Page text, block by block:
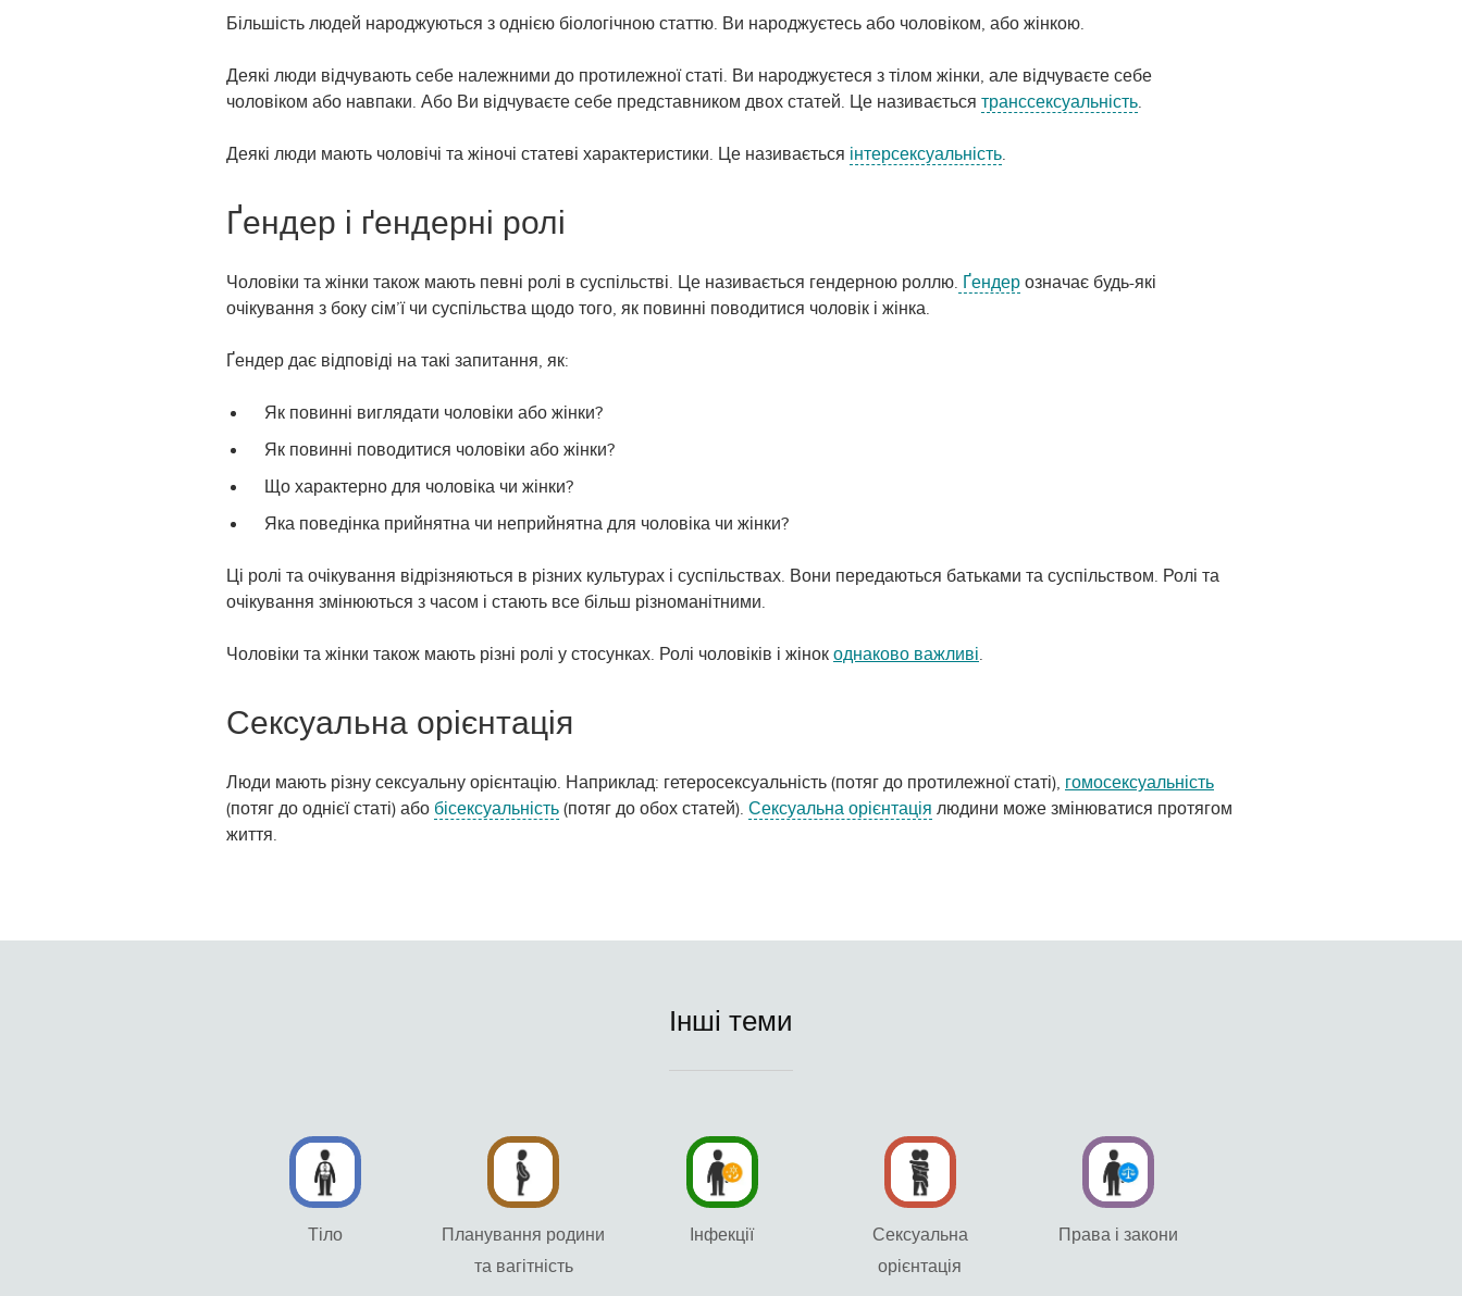
Більшість людей народжуються з однією біологічною статтю. Ви народжуєтесь або чоловіком, або жінкою.
Деякі люди відчувають себе належними до протилежної статі. Ви народжуєтеся з тілом жінки, але відчуваєте себе
чоловіком або навпаки. Або Ви відчуваєте себе представником двох статей. Це називається транссексуальність.
Деякі люди мають чоловічі та жіночі статеві характеристики. Це називається інтерсексуальність.
Ґендер і ґендерні ролі
Чоловіки та жінки також мають певні ролі в суспільстві. Це називається гендерною роллю. Ґендер означає будь-які
очікування з боку сім’ї чи суспільства щодо того, як повинні поводитися чоловік і жінка.
Ґендер дає відповіді на такі запитання, як:
Як повинні виглядати чоловіки або жінки?
Як повинні поводитися чоловіки або жінки?
Що характерно для чоловіка чи жінки?
Яка поведінка прийнятна чи неприйнятна для чоловіка чи жінки?
Ці ролі та очікування відрізняються в різних культурах і суспільствах. Вони передаються батьками та суспільством. Ролі та
очікування змінюються з часом і стають все більш різноманітними.
Чоловіки та жінки також мають різні ролі у стосунках. Ролі чоловіків і жінок однаково важливі.
Сексуальна орієнтація
Люди мають різну сексуальну орієнтацію. Наприклад: гетеросексуальність (потяг до протилежної статі), гомосексуальність
(потяг до однієї статі) або бісексуальність (потяг до обох статей). Сексуальна орієнтація людини може змінюватися протягом
життя.
Інші теми
Тіло
Планування родини
та вагітність
Інфекції
Сексуальна
орієнтація
Права і закони